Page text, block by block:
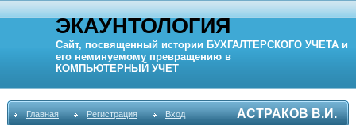
ЭКАУНТОЛОГИЯ
Сайт, посвященный истории БУХГАЛТЕРСКОГО УЧЕТА и
его неминуемому превращению в
КОМПЬЮТЕРНЫЙ УЧЕТ
Главная Регистрация Вход АСТРАКОВ В.И.